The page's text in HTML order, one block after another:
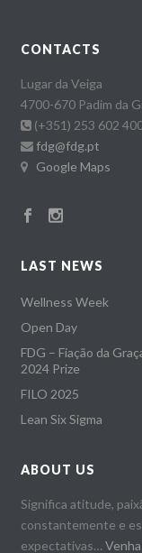
CONTACTS
Lugar da Veiga
4700-670 Padim da
(+351) 253 602
fdg@fdg.pt
Google Maps
LAST NEWS
Wellness Week
Open Day
FDG – Fiação da
2024 Prize
FILO 2025
Lean Six Sigma
ABOUT US
Significa atitude,
constantemente e
expectativas…